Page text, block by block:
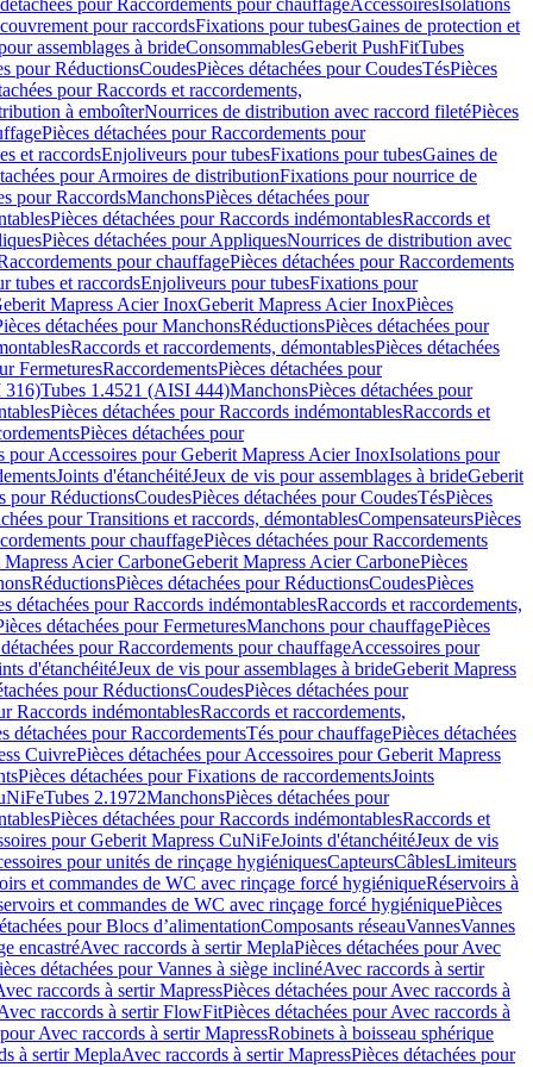
pour Raccordements pour chauffageAccessoires Isolations
pour raccordsFixations pour tubesGaines de protection et
assemblages à brideConsommablesGeberit PushFitTubes
pour RéductionsCoudesPièces détachées pour CoudesTésPièces
pour Raccords et raccordements,
à emboîterNourrices de distribution avec raccord filetéPièces
Pièces détachées pour Raccordements pour
et raccordsEnjoliveurs pour tubesFixations pour tubesGaines de
pour Armoires de distributionFixations pour nourrice de
pour RaccordsManchonsPièces détachées pour
Pièces détachées pour Raccords indémontablesRaccords et
Pièces détachées pour AppliquesNourrices de distribution avec
pour chauffagePièces détachées pour Raccordements
tubes et raccordsEnjoliveurs pour tubesFixations pour
Mapress Acier InoxGeberit Mapress Acier InoxPièces
détachées pour ManchonsRéductionsPièces détachées pour
Raccords et raccordements, démontablesPièces détachées
FermeturesRaccordementsPièces détachées pour
316)Tubes 1.4521 (AISI 444)ManchonsPièces détachées pour
Pièces détachées pour Raccords indémontablesRaccords et
Pièces détachées pour
pour Accessoires pour Geberit Mapress Acier InoxIsolations pour
Joints d'étanchéitéJeux de vis pour assemblages à brideGeberit
pour RéductionsCoudesPièces détachées pour CoudesTésPièces
pour Transitions et raccords, démontablesCompensateursPièces
pour chauffagePièces détachées pour Raccordements
Acier CarboneGeberit Mapress Acier CarbonePièces
RéductionsPièces détachées pour RéductionsCoudesPièces
détachées pour Raccords indémontablesRaccords et raccordements,
détachées pour FermeturesManchons pour chauffagePièces
pour Raccordements pour chauffageAccessoires pour
d'étanchéitéJeux de vis pour assemblages à brideGeberit Mapress
pour RéductionsCoudesPièces détachées pour
Raccords indémontablesRaccords et raccordements,
détachées pour RaccordementsTés pour chauffagePièces détachées
CuivrePièces détachées pour Accessoires pour Geberit Mapress
Pièces détachées pour Fixations de raccordementsJoints
Tubes 2.1972ManchonsPièces détachées pour
Pièces détachées pour Raccords indémontablesRaccords et
pour Geberit Mapress CuNiFeJoints d'étanchéitéJeux de vis
pour unités de rinçage hygiéniquesCapteursCâblesLimiteurs
et commandes de WC avec rinçage forcé hygiéniqueRéservoirs à
et commandes de WC avec rinçage forcé hygiéniquePièces
pour Blocs d’alimentationComposants réseauVannesVannes
encastréAvec raccords à sertir MeplaPièces détachées pour Avec
détachées pour Vannes à siège inclinéAvec raccords à sertir
raccords à sertir MapressPièces détachées pour Avec raccords à
raccords à sertir FlowFitPièces détachées pour Avec raccords à
Avec raccords à sertir MapressRobinets à boisseau sphérique
à sertir MeplaAvec raccords à sertir MapressPièces détachées pour